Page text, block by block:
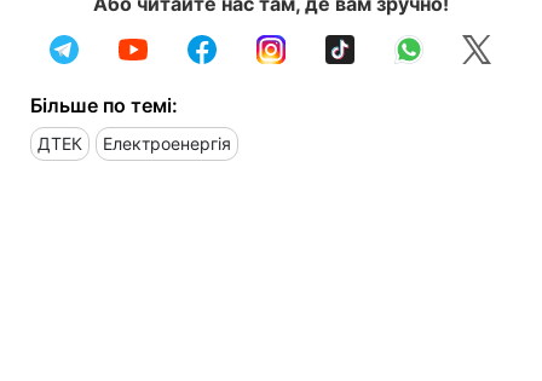
Більше по темі:
ДТЕК Електроенергія